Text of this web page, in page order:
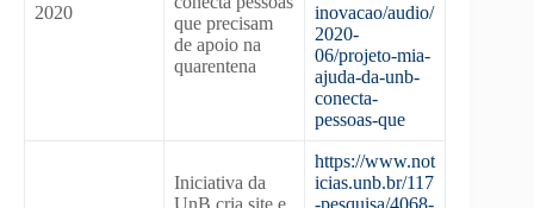
2020
que precisam
de apoio na
quarentena
inovacao/audio/
2020-
06/projeto-mia-
ajuda-da-unb-
conecta-
pessoas-que
Iniciativa da
UnB cria site e
https://www.not
icias.unb.br/117
-pesquisa/4068-